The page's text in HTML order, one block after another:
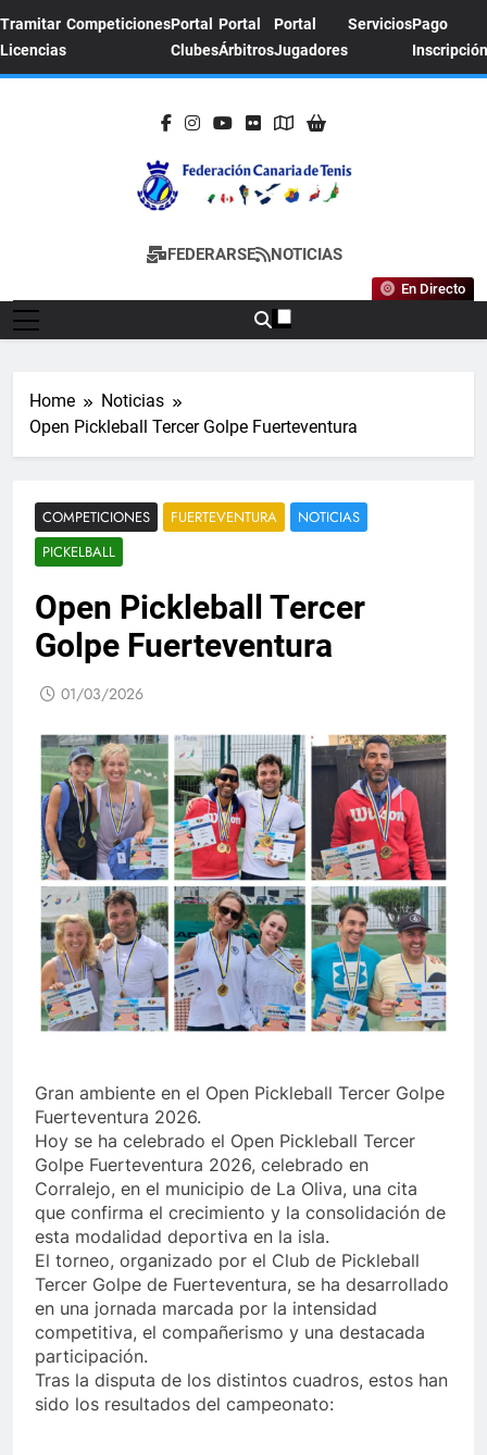
Tramitar
Licencias
CompeticionesPortal
Clubes
Portal
Árbitros
Portal
Jugadores
ServiciosPago
Inscripción
FEDERACION
CANARIA DE
TENIS
Sitio Oficial De La Federación Canaria De
FEDERARSE NOTICIAS
En Directo
Home
Noticias
Open Pickleball Tercer Golpe Fuerteventura
COMPETICIONES FUERTEVENTURA
NOTICIAS
PICKELBALL
Open Pickleball Tercer
Golpe Fuerteventura
01/03/2026
Gran ambiente en el Open Pickleball Tercer Golpe
Fuerteventura 2026.
Hoy se ha celebrado el Open Pickleball Tercer
Golpe Fuerteventura 2026, celebrado en
Corralejo, en el municipio de La Oliva, una cita
que confirma el crecimiento y la consolidación de
esta modalidad deportiva en la isla.
El torneo, organizado por el Club de Pickleball
Tercer Golpe de Fuerteventura, se ha desarrollado
en una jornada marcada por la intensidad
competitiva, el compañerismo y una destacada
participación.
Tras la disputa de los distintos cuadros, estos han
sido los resultados del campeonato: